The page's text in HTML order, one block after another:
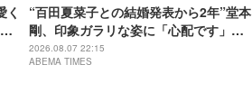
く
“百田夏菜子との結婚発表から2年”堂本
剛、印象ガラリな姿に「心配です」
「匂わせなの？」などさまざまな声
2026.08.07 22:15
ABEMA TIMES